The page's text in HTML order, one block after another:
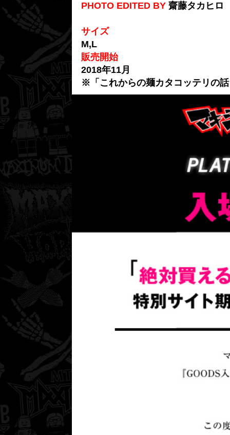
PHOTO EDITED BY 齋藤タカヒロ
サイズ
M,L
販売開始
2018年11月
※「これからの麺カタコッテリの